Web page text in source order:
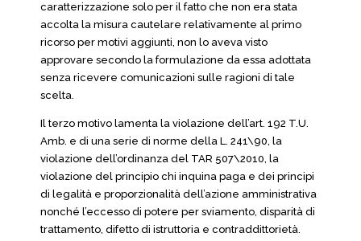
caratterizzazione solo per il fatto che non era stata
accolta la misura cautelare relativamente al primo
ricorso per motivi aggiunti, non lo aveva visto
approvare secondo la formulazione da essa adottata
senza ricevere comunicazioni sulle ragioni di tale
scelta.
Il terzo motivo lamenta la violazione dell’art. 192 T.U.
Amb. e di una serie di norme della L. 241\90, la
violazione dell’ordinanza del TAR 507\2010, la
violazione del principio chi inquina paga e dei principi
di legalità e proporzionalità dell’azione amministrativa
nonché l’eccesso di potere per sviamento, disparità di
trattamento, difetto di istruttoria e contraddittorietà.